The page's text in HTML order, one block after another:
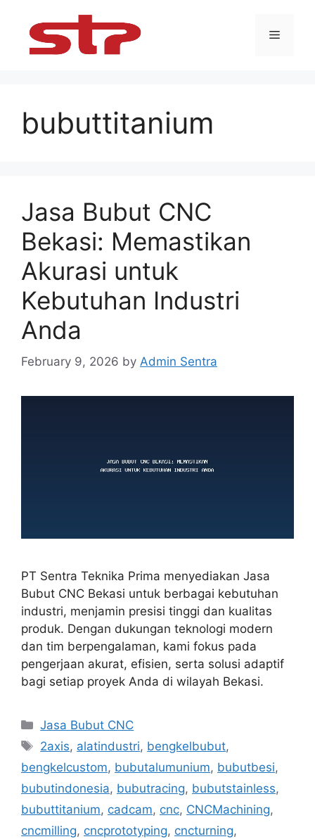
content
Menu
bubuttitanium
Jasa Bubut CNC
Bekasi: Memastikan
Akurasi untuk
Kebutuhan Industri
Anda
February 9, 2026 by Admin Sentra
PT Sentra Teknika Prima menyediakan Jasa
Bubut CNC Bekasi untuk berbagai kebutuhan
industri, menjamin presisi tinggi dan kualitas
produk. Dengan dukungan teknologi modern
dan tim berpengalaman, kami fokus pada
pengerjaan akurat, efisien, serta solusi adaptif
bagi setiap proyek Anda di wilayah Bekasi.
Categories
Jasa Bubut CNC
Tags
2axis, alatindustri, bengkelbubut,
bengkelcustom, bubutalumunium, bubutbesi,
bubutindonesia, bubutracing, bubutstainless,
bubuttitanium, cadcam, cnc, CNCMachining,
cncmilling, cncprototyping, cncturning,